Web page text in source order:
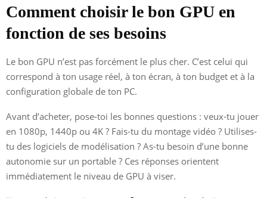
Comment choisir le bon GPU en
fonction de ses besoins
Le bon GPU n’est pas forcément le plus cher. C’est celui qui
correspond à ton usage réel, à ton écran, à ton budget et à la
configuration globale de ton PC.
Avant d’acheter, pose-toi les bonnes questions : veux-tu jouer
en 1080p, 1440p ou 4K ? Fais-tu du montage vidéo ? Utilises-
tu des logiciels de modélisation ? As-tu besoin d’une bonne
autonomie sur un portable ? Ces réponses orientent
immédiatement le niveau de GPU à viser.